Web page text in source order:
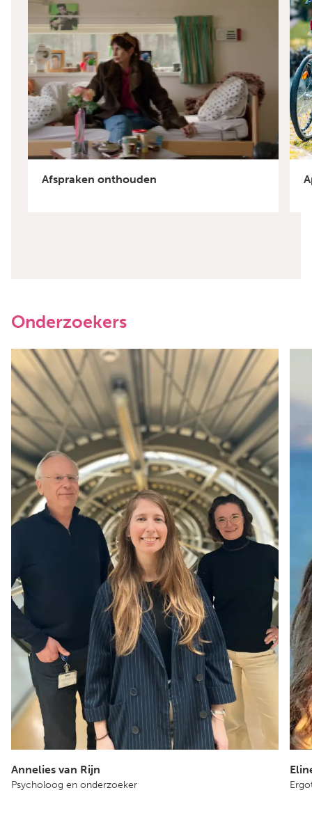
Afspraken onthouden
Onderzoekers
Annelies van Rijn
Psycholoog en onderzoeker